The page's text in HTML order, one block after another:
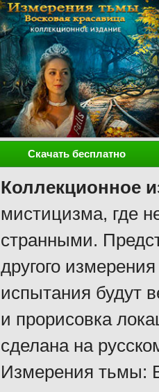
Скачать бесплатно
Коллекционное
мистицизма, где
странными.
другого
испытания будут
и прорисовка
сделана на
Измерения тьмы: